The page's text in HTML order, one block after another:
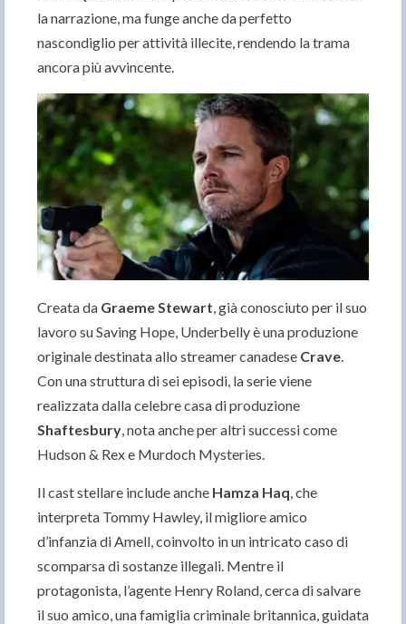
la narrazione, ma funge anche da perfetto
nascondiglio per attività illecite, rendendo la trama
ancora più avvincente.
Creata da Graeme Stewart, già conosciuto per il suo
lavoro su Saving Hope, Underbelly è una produzione
originale destinata allo streamer canadese Crave.
Con una struttura di sei episodi, la serie viene
realizzata dalla celebre casa di produzione
Shaftesbury, nota anche per altri successi come
Hudson & Rex e Murdoch Mysteries.
Il cast stellare include anche Hamza Haq, che
interpreta Tommy Hawley, il migliore amico
d’infanzia di Amell, coinvolto in un intricato caso di
scomparsa di sostanze illegali. Mentre il
protagonista, l’agente Henry Roland, cerca di salvare
il suo amico, una famiglia criminale britannica, guidata